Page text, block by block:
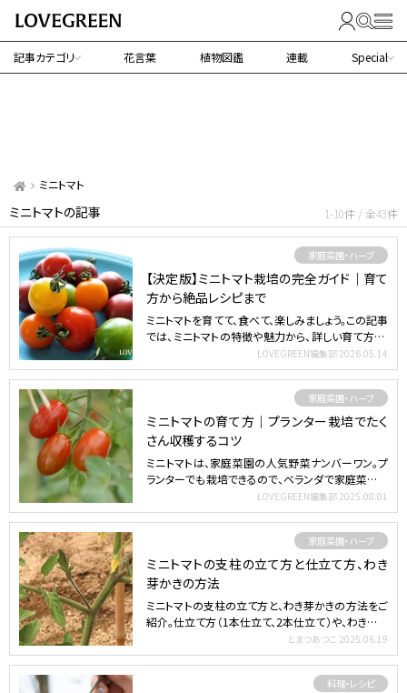
記事カテゴリ 花言葉 植物図鑑 連載 Special
ミニトマト
ミニトマトの記事 1-10件 / 全43件
家庭菜園・ハーブ
【決定版】ミニトマト栽培の完全ガイド｜育て
方から絶品レシピまで
ミニトマトを育てて、食べて、楽しみましょう。この記事
では、ミニトマトの特徴や魅力から、詳しい育て方、ト
LOVEGREEN編集部 2026.05.14
家庭菜園・ハーブ
ミニトマトの育て方｜プランター栽培でたく
さん収穫するコツ
ミニトマトは、家庭菜園の人気野菜ナンバーワン。プ
ランターでも栽培できるので、ベランダで家庭菜園を
LOVEGREEN編集部 2025.08.01
家庭菜園・ハーブ
ミニトマトの支柱の立て方と仕立て方、わき
芽かきの方法
ミニトマトの支柱の立て方と、わき芽かきの方法をご
紹介。仕立て方（1本仕立て、2本仕立て）や、わき芽と
とまつあつこ 2025.06.19
料理・レシピ